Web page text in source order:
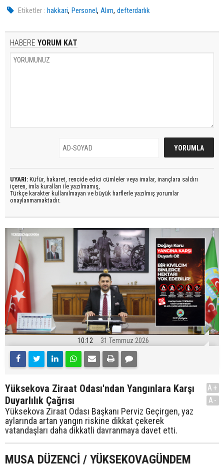
Etiketler : hakkari,Personel,Alım,defterdarlık
HABERE YORUM KAT
UYARI: Küfür, hakaret, rencide edici cümleler veya imalar, inançlara saldırı
içeren, imla kuralları ile yazılmamış,
Türkçe karakter kullanılmayan ve büyük harflerle yazılmış yorumlar
onaylanmamaktadır.
10:12 31 Temmuz 2026
Yüksekova Ziraat Odası'ndan Yangınlara Karşı
Duyarlılık Çağrısı
Yüksekova Ziraat Odası Başkanı Perviz Geçirgen, yaz
aylarında artan yangın riskine dikkat çekerek
vatandaşları daha dikkatli davranmaya davet etti.
A+
A-
MUSA DÜZENCİ / YÜKSEKOVAGÜNDEM